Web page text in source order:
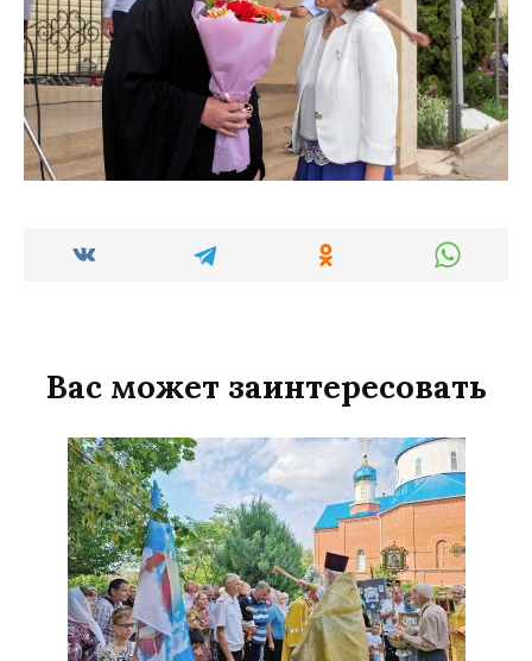
Вас может заинтересовать